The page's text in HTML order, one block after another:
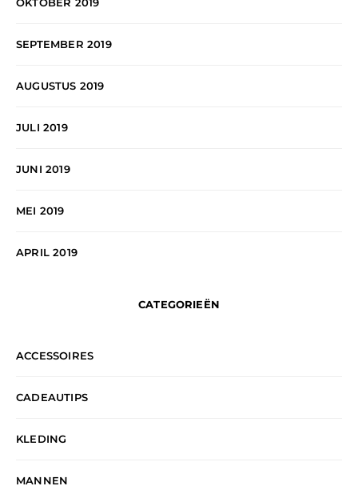
OKTOBER 2019
SEPTEMBER 2019
AUGUSTUS 2019
JULI 2019
JUNI 2019
MEI 2019
APRIL 2019
CATEGORIEËN
ACCESSOIRES
CADEAUTIPS
KLEDING
MANNEN